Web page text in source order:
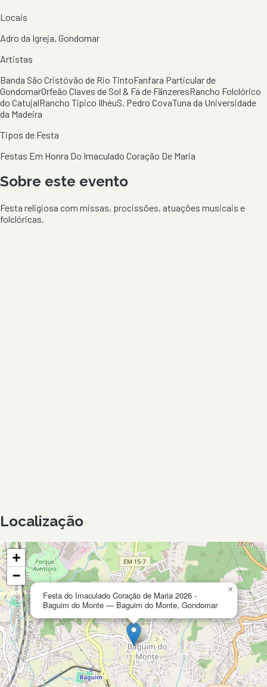
Locais
Adro da Igreja, Gondomar
Artistas
Banda São Cristóvão de Rio TintoFanfara Particular de
GondomarOrfeão Claves de Sol & Fá de FänzeresRancho Folclórico
do CatujalRancho Típico IlhéuS. Pedro CovaTuna da Universidade
da Madeira
Tipos de Festa
Festas Em Honra Do Imaculado Coração De Maria
Sobre este evento
Festa religiosa com missas, procissões, atuações musicais e
folclóricas.
Localização
Festa do Imaculado Coração de Maria 2026 -
Baguim do Monte — Baguim do Monte, Gondomar
×
+
−